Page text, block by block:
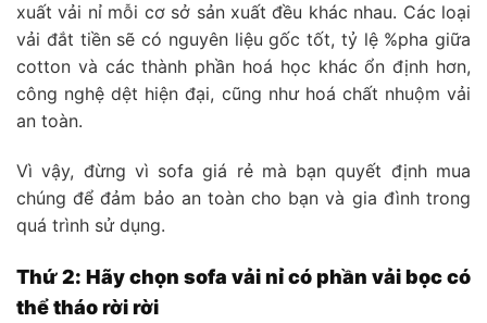
xuất vải nỉ mỗi cơ sở sản xuất đều khác nhau. Các loại
vải đắt tiền sẽ có nguyên liệu gốc tốt, tỷ lệ %pha giữa
cotton và các thành phần hoá học khác ổn định hơn,
công nghệ dệt hiện đại, cũng như hoá chất nhuộm vải
an toàn.
Vì vậy, đừng vì sofa giá rẻ mà bạn quyết định mua
chúng để đảm bảo an toàn cho bạn và gia đình trong
quá trình sử dụng.
Thứ 2: Hãy chọn sofa vải nỉ có phần vải bọc có
thể tháo rời rời